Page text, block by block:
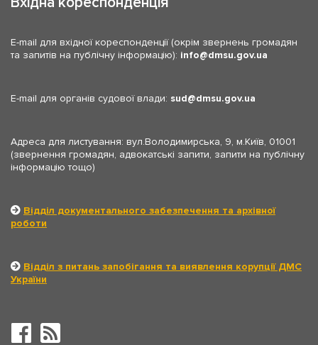
E-mail для вхідної кореспонденції (окрім звернень громадян
та запитів на публічну інформацію): info dmsu.gov.ua
E-mail для органів судової влади: sud dmsu.gov.ua
Адреса для листування: вул.Володимирська, 9, м.Київ, 01001
(звернення громадян, адвокатські запити, запити на публічну
інформацію тощо)
Відділ документального забезпечення та архівної
роботи
Відділ з питань запобігання та виявлення корупції ДМС
України